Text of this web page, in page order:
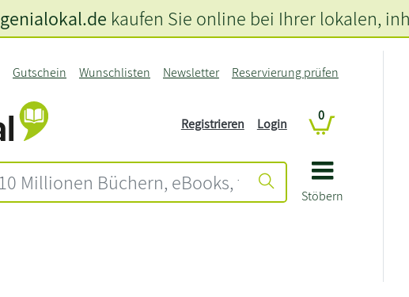
Stöbern
Gutschein Wunschlisten Newsletter Reservierung prüfen
Registrieren Login
0
genialokal.de kaufen Sie online bei Ihrer lokalen,